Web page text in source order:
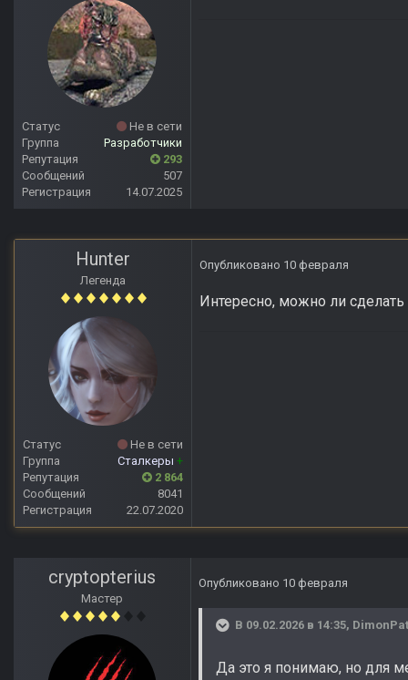
Статус
Не в сети
Группа
Разработчики
Репутация
293
Сообщений
507
Регистрация
14.07.2025
Hunter
Легенда
Статус
Не в сети
Группа
Сталкеры +
Репутация
2 864
Сообщений
8041
Регистрация
22.07.2020
Опубликовано 10 февраля
Интересно, можно ли сделать
cryptopterius
Мастер
Опубликовано 10 февраля
В 09.02.2026 в 14:35,
Да это я понимаю, но для